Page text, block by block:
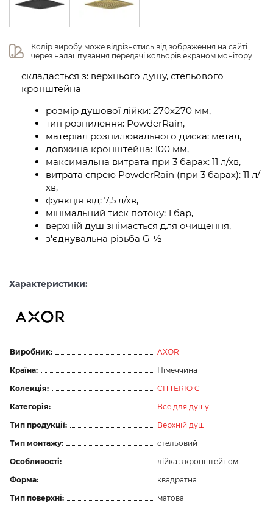
Колір виробу може відрізнятись від зображення на сайті
через налаштування передачі кольорів екраном монітору.
складається з: верхнього душу, стельового
кронштейна
розмір душової лійки: 270х270 мм,
тип розпилення: PowderRain,
матеріал розпилювального диска: метал,
довжина кронштейна: 100 мм,
максимальна витрата при 3 барах: 11 л/хв,
витрата спрею PowderRain (при 3 барах): 11 л/
хв,
функція від: 7,5 л/хв,
мінімальний тиск потоку: 1 бар,
верхній душ знімається для очищення,
з'єднувальна різьба G ½
Характеристики:
Виробник:
AXOR
Країна:
Німеччина
Колекція:
CITTERIO C
Категорія:
Все для душу
Тип продукції:
Верхній душ
Тип монтажу:
стельовий
Особливості:
лійка з кронштейном
Форма:
квадратна
Тип поверхні:
матова